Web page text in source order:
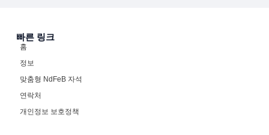
빠른 링크
홈
정보
맞춤형 NdFeB 자석
연락처
개인정보 보호정책